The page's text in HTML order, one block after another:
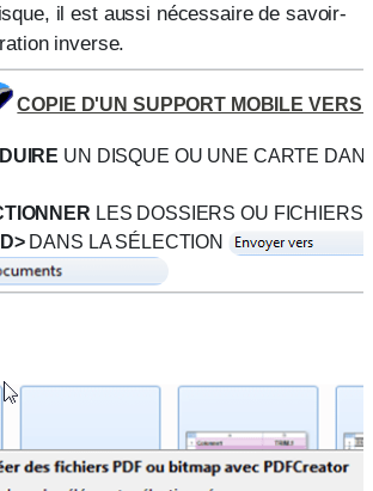
il est aussi nécessaire de savoir-
inverse.
COPIE D'UN SUPPORT MOBILE VERS
UN DISQUE OU UNE CARTE
LES DOSSIERS OU FICHIERS
DANS LA SÉLECTION